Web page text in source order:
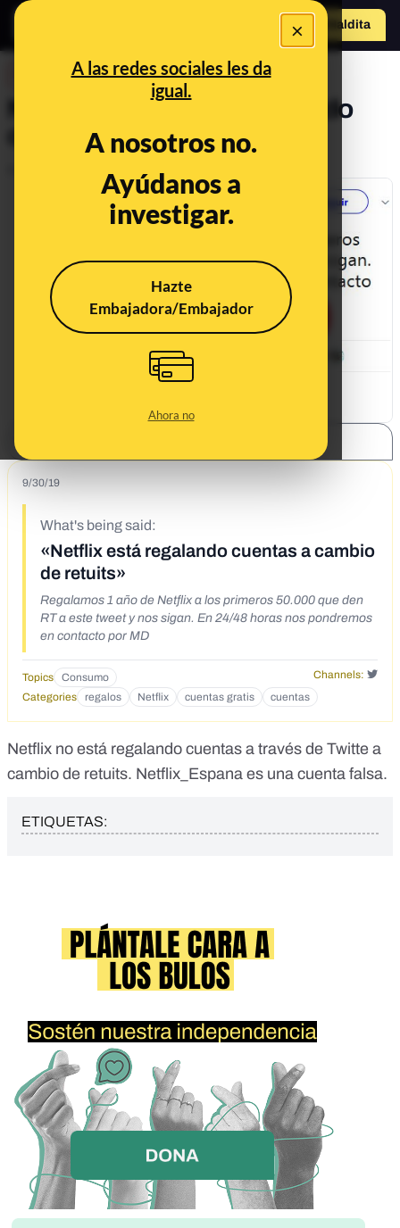
×
A las redes sociales les da
igual.
A nosotros no.
Ayúdanos a
investigar.
Hazte
Embajadora/Embajador
Ahora no
Hazte Maldita
No, Netflix no está regalando
cuentas.
Aug 30, 2017, 12:00:00 AM
9/30/19
What's being said:
«Netflix está regalando cuentas a cambio
de retuits»
Regalamos 1 año de Netflix a los primeros 50.000 que den
RT a este tweet y nos sigan. En 24/48 horas nos pondremos
en contacto por MD
Topics Consumo
Channels:
Categories
regalos Netflix cuentas gratis cuentas
Netflix no está regalando cuentas a través de Twitte a
cambio de retuits. Netflix_Espana es una cuenta falsa.
ETIQUETAS: